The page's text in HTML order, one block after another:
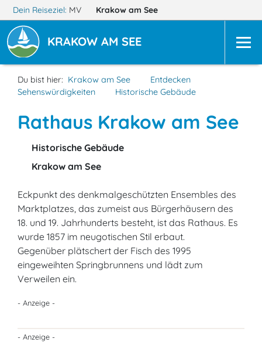
Dein Reiseziel: MV Krakow am See
KRAKOW AM SEE
Du bist hier: Krakow am See
Entdecken
Sehenswürdigkeiten
Historische Gebäude
Rathaus Krakow am See
Historische Gebäude
Krakow am See
Eckpunkt des denkmalgeschützten Ensembles des
Marktplatzes, das zumeist aus Bürgerhäusern des
18. und 19. Jahrhunderts besteht, ist das Rathaus. Es
wurde 1857 im neugotischen Stil erbaut.
Gegenüber plätschert der Fisch des 1995
eingeweihten Springbrunnens und lädt zum
Verweilen ein.
- Anzeige -
- Anzeige -